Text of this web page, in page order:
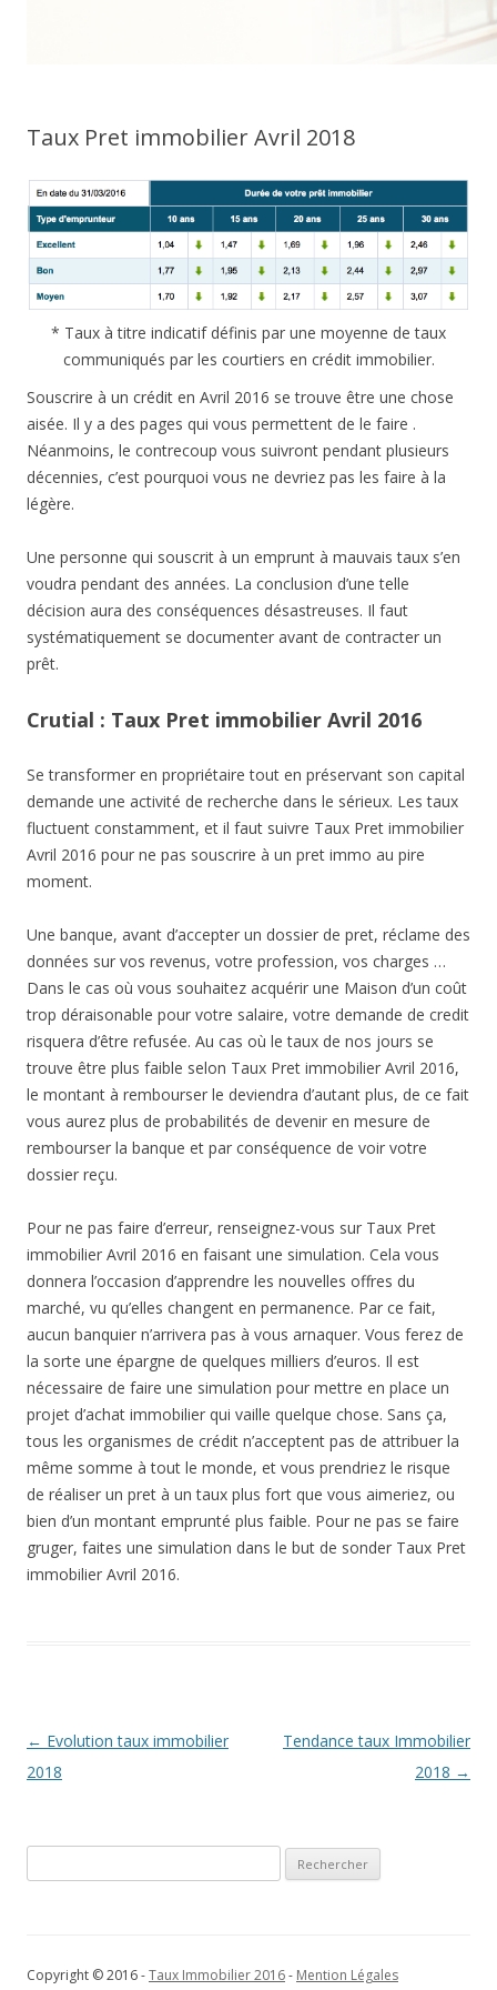
Taux Pret immobilier Avril 2018
* Taux à titre indicatif définis par une moyenne de taux
communiqués par les courtiers en crédit immobilier.
Souscrire à un crédit en Avril 2016 se trouve être une chose
aisée. Il y a des pages qui vous permettent de le faire .
Néanmoins, le contrecoup vous suivront pendant plusieurs
décennies, c’est pourquoi vous ne devriez pas les faire à la
légère.
Une personne qui souscrit à un emprunt à mauvais taux s’en
voudra pendant des années. La conclusion d’une telle
décision aura des conséquences désastreuses. Il faut
systématiquement se documenter avant de contracter un
prêt.
Crutial : Taux Pret immobilier Avril 2016
Se transformer en propriétaire tout en préservant son capital
demande une activité de recherche dans le sérieux. Les taux
fluctuent constamment, et il faut suivre Taux Pret immobilier
Avril 2016 pour ne pas souscrire à un pret immo au pire
moment.
Une banque, avant d’accepter un dossier de pret, réclame des
données sur vos revenus, votre profession, vos charges …
Dans le cas où vous souhaitez acquérir une Maison d’un coût
trop déraisonable pour votre salaire, votre demande de credit
risquera d’être refusée. Au cas où le taux de nos jours se
trouve être plus faible selon Taux Pret immobilier Avril 2016,
le montant à rembourser le deviendra d’autant plus, de ce fait
vous aurez plus de probabilités de devenir en mesure de
rembourser la banque et par conséquence de voir votre
dossier reçu.
Pour ne pas faire d’erreur, renseignez-vous sur Taux Pret
immobilier Avril 2016 en faisant une simulation. Cela vous
donnera l’occasion d’apprendre les nouvelles offres du
marché, vu qu’elles changent en permanence. Par ce fait,
aucun banquier n’arrivera pas à vous arnaquer. Vous ferez de
la sorte une épargne de quelques milliers d’euros. Il est
nécessaire de faire une simulation pour mettre en place un
projet d’achat immobilier qui vaille quelque chose. Sans ça,
tous les organismes de crédit n’acceptent pas de attribuer la
même somme à tout le monde, et vous prendriez le risque
de réaliser un pret à un taux plus fort que vous aimeriez, ou
bien d’un montant emprunté plus faible. Pour ne pas se faire
gruger, faites une simulation dans le but de sonder Taux Pret
immobilier Avril 2016.
Navigation
des
← Evolution taux immobilier
2018
Tendance taux Immobilier
2018 →
Copyright © 2016 -Taux Immobilier 2016- Mention Légales